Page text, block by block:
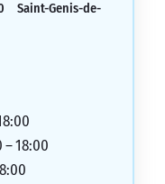
confirmé
et n’a pas
compte
Genis-de-
– 18:00